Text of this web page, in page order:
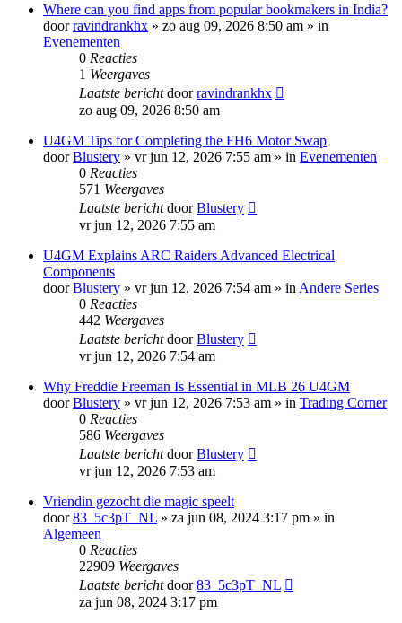
Where can you find apps from popular bookmakers in India?
doorravindrankhx » zo aug 09, 2026 8:50 am » in
Evenementen
0 Reacties
1 Weergaves
Laatste berichtdoorravindrankhx
zo aug 09, 2026 8:50 am
U4GM Tips for Completing the FH6 Motor Swap
doorBlustery » vr jun 12, 2026 7:55 am » in Evenementen
0 Reacties
571 Weergaves
Laatste berichtdoorBlustery
vr jun 12, 2026 7:55 am
U4GM Explains ARC Raiders Advanced Electrical
Components
doorBlustery » vr jun 12, 2026 7:54 am » in Andere Series
0 Reacties
442 Weergaves
Laatste berichtdoorBlustery
vr jun 12, 2026 7:54 am
Why Freddie Freeman Is Essential in MLB 26 U4GM
doorBlustery » vr jun 12, 2026 7:53 am » in Trading Corner
0 Reacties
586 Weergaves
Laatste berichtdoorBlustery
vr jun 12, 2026 7:53 am
Vriendin gezocht die magic speelt
door83_5c3pT_NL » za jun 08, 2024 3:17 pm » in
Algemeen
0 Reacties
22909 Weergaves
Laatste berichtdoor83_5c3pT_NL
za jun 08, 2024 3:17 pm